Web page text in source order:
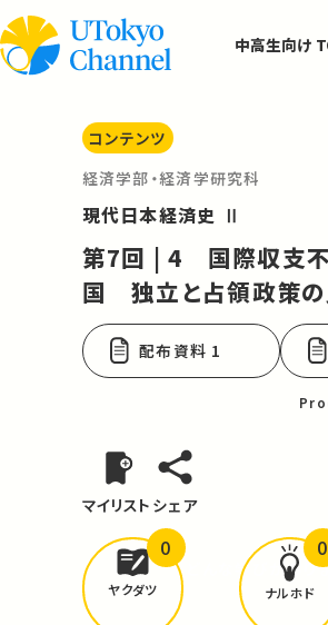
中高生向け
コンテンツ
経済学部・経済学研究科
現代日本経済史 Ⅱ
第7回 | 4 国際収支
国 独立と占領政策の
配布資料 1
マイリスト シェア
どんな学びがあり
ヤクダツ
0
ナルホド
0